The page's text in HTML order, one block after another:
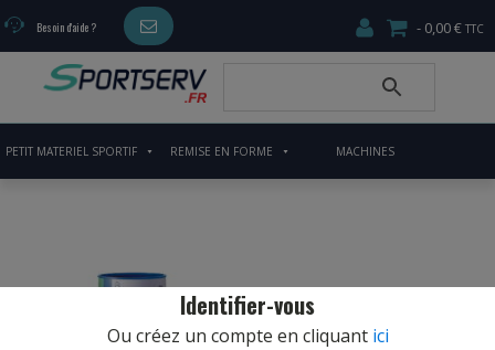
Besoin d'aide ? 0,00 €
PETIT MATERIEL SPORTIF REMISE EN FORME MACHINES
Identifier-vous
Ou créez un compte en cliquant ici